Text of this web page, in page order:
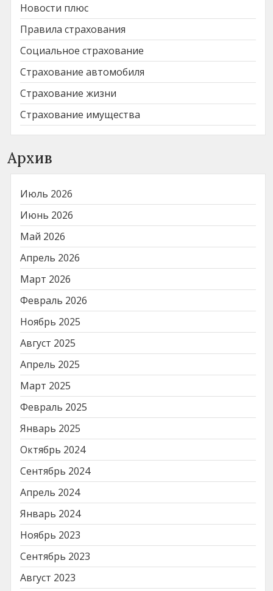
Новости плюс
Правила страхования
Социальное страхование
Страхование автомобиля
Страхование жизни
Страхование имущества
Архив
Июль 2026
Июнь 2026
Май 2026
Апрель 2026
Март 2026
Февраль 2026
Ноябрь 2025
Август 2025
Апрель 2025
Март 2025
Февраль 2025
Январь 2025
Октябрь 2024
Сентябрь 2024
Апрель 2024
Январь 2024
Ноябрь 2023
Сентябрь 2023
Август 2023